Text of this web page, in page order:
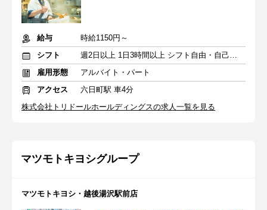
給与
時給1150円～
シフト
週2日以上 1日3時間以上 シフト自由・自己申告
雇用形態
アルバイト・パート
アクセス
六日町駅 車4分
株式会社トリドールホールディングスの求人一覧を見る
マツモトキヨシグループ
マツモトキヨシ・越後湯沢駅前店